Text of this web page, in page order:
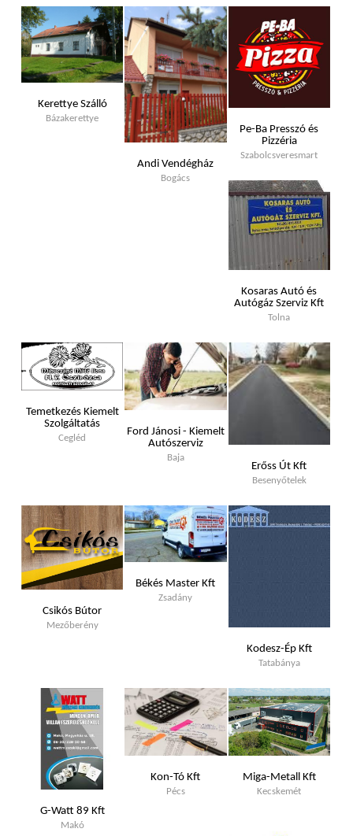
Kerettye Szálló
Bázakerettye
Andi Vendégház
Bogács
Pe-Ba Presszó és
Pizzéria
Szabolcsveresmart
Kosaras Autó és
Autógáz Szerviz Kft
Tolna
Temetkezés Kiemelt
Szolgáltatás
Cegléd
Ford Jánosi - Kiemelt
Autószerviz
Baja
Erőss Út Kft
Besenyőtelek
Csikós Bútor
Mezőberény
Békés Master Kft
Zsadány
Kodesz-Ép Kft
Tatabánya
G-Watt 89 Kft
Makó
Kon-Tó Kft
Pécs
Miga-Metall Kft
Kecskemét